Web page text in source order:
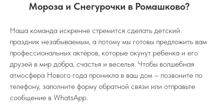
Мороза и Снегурочки в Ромашково?
Наша команда искренне стремится сделать детский
праздник незабываемым, а потому мы готовы предложить вам
профессиональных актёров, которые окунут ребенка и его
друзей в мир добра, счастья и веселья. Чтобы волшебная
атмосфера Нового года проникла в ваш дом – позвоните по
телефону, заполните форму обратной связи или отправьте
сообщение в WhatsApp.